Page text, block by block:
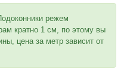
режем
кратно 1 см, по этому вы
цена за метр зависит от